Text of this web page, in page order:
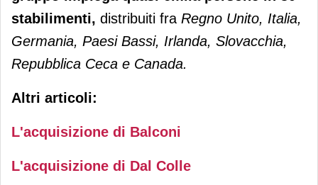
stabilimenti, distribuiti fra Regno Unito, Italia,
Germania, Paesi Bassi, Irlanda, Slovacchia,
Repubblica Ceca e Canada.
Altri articoli:
L'acquisizione di Balconi
L'acquisizione di Dal Colle